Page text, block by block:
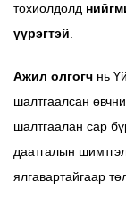
тохиолдолд
үүрэгтэй.
Ажил олгогч нь
шалтгаалсан
шалтгаалан сар
даатгалын
ялгавартайгаар